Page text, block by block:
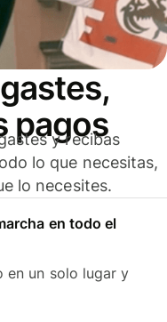
pagos
y recibas
lo que necesitas,
lo necesites.
en todo el
en un solo lugar y